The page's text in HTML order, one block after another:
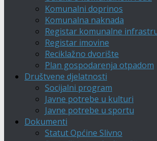
Komunalni doprinos
Komunalna naknada
Registar komunalne
Registar imovine
Reciklažno dvorište
Plan gospodarenja otpadom
Društvene djelatnosti
Socijalni program
Javne potrebe u kulturi
Javne potrebe u sportu
Dokumenti
Statut Općine Slivno